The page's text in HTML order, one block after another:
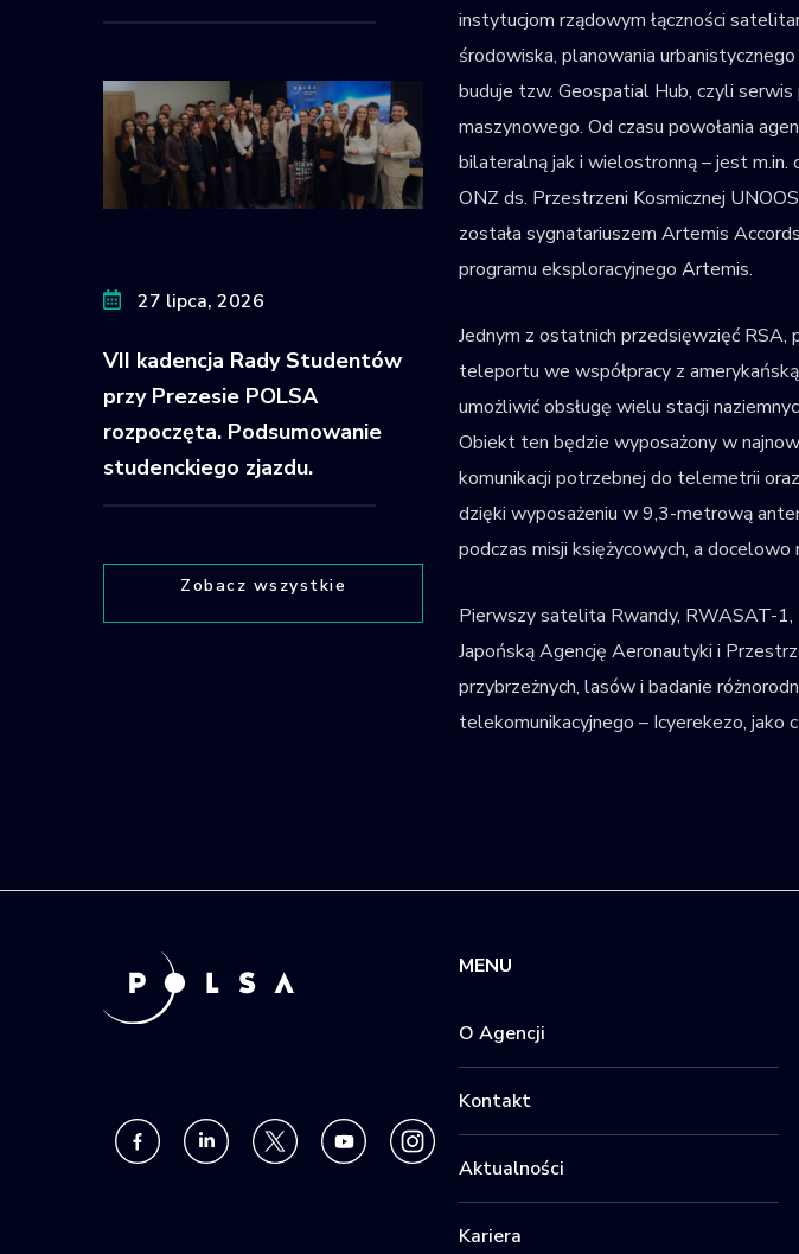
27 lipca, 2026
VII kadencja Rady Studentów
przy Prezesie POLSA
rozpoczęta. Podsumowanie
studenckiego zjazdu.
Zobacz wszystkie
instytucjom rządowym łączności
środowiska, planowania
buduje tzw. Geospatial Hub, czyli
maszynowego. Od czasu powołania
bilateralną jak i wielostronną – jest m.in.
ONZ ds. Przestrzeni Kosmicznej
została sygnatariuszem Artemis
programu eksploracyjnego Artemis.
Jednym z ostatnich przedsięwzięć
teleportu we współpracy z
umożliwić obsługę wielu stacji
Obiekt ten będzie wyposażony w
komunikacji potrzebnej do telemetrii
dzięki wyposażeniu w 9,3-metrową
podczas misji księżycowych, a docelowo
Pierwszy satelita Rwandy, RWASAT-1,
Japońską Agencję Aeronautyki i
przybrzeżnych, lasów i badanie
telekomunikacyjnego – Icyerekezo, jako
MENU
O Agencji
Kontakt
Aktualności
Kariera